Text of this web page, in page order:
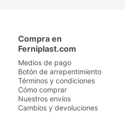
Compra en
Ferniplast.com
Medios de pago
Botón de arrepentimiento
Términos y condiciones
Cómo comprar
Nuestros envíos
Cambios y devoluciones